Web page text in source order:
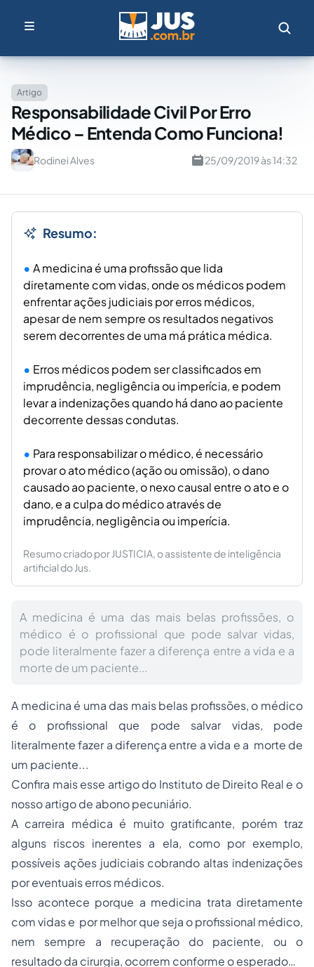
Artigo
Responsabilidade Civil Por Erro
Médico – Entenda Como Funciona!
Rodinei Alves 25/09/2019 às 14:32
Resumo:
A medicina é uma profissão que lida
diretamente com vidas, onde os médicos podem
enfrentar ações judiciais por erros médicos,
apesar de nem sempre os resultados negativos
serem decorrentes de uma má prática médica.
Erros médicos podem ser classificados em
imprudência, negligência ou imperícia, e podem
levar a indenizações quando há dano ao paciente
decorrente dessas condutas.
Para responsabilizar o médico, é necessário
provar o ato médico (ação ou omissão), o dano
causado ao paciente, o nexo causal entre o ato e o
dano, e a culpa do médico através de
imprudência, negligência ou imperícia.
Resumo criado por JUSTICIA, o assistente de inteligência
artificial do Jus.
A medicina é uma das mais belas profissões, o
médico é o profissional que pode salvar vidas,
pode literalmente fazer a diferença entre a vida e a
morte de um paciente...
A medicina é uma das mais belas profissões, o médico
é o profissional que pode salvar vidas, pode
literalmente fazer a diferença entre a vida e a morte de
um paciente...
Confira mais esse artigo do Instituto de Direito Real e o
nosso artigo de abono pecuniário.
A carreira médica é muito gratificante, porém traz
alguns riscos inerentes a ela, como por exemplo,
possíveis ações judiciais cobrando altas indenizações
por eventuais erros médicos.
Isso acontece porque a medicina trata diretamente
com vidas e por melhor que seja o profissional médico,
nem sempre a recuperação do paciente, ou o
resultado da cirurgia, ocorrem conforme o esperado…